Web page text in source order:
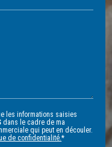
les informations saisies
dans le cadre de ma
qui peut en découler.
de confidentialité.*